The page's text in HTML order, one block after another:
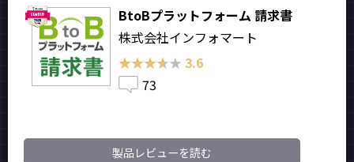
BtoBプラットフォーム 請求書
株式会社インフォマート
★★★★★
★★★★★ 3.6
73
製品レビューを読む